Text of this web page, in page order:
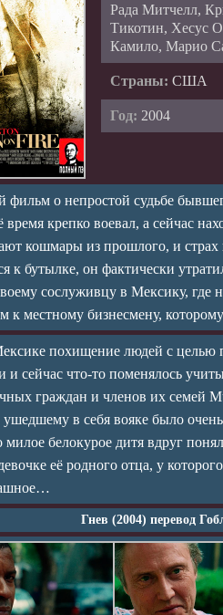
Рада Митчелл,
Тикотин, Хесус
Камило, Марио
Страны: США
Год: 2004
фильм о непростой судьбе
крепко воевал, а сейчас
кошмары из прошлого, и
к бутылке, он фактически
сослуживцу в Мексику, где
к местному бизнесмену,
похищение людей с целью
и сейчас что-то поменялось
граждан и членов их семей
ушедшему в себя вояке было
милое белокурое дитя вдруг
её родного отца, у
Гнев (2004) перевод